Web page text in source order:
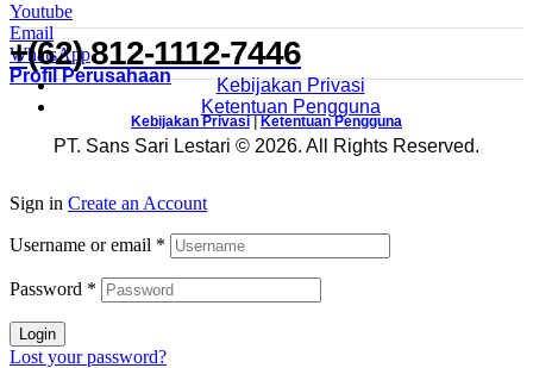
Youtube
Email
WhatsApp
Profil Perusahaan
+(62) 812-1112-7446
Kebijakan Privasi
Ketentuan Pengguna
Kebijakan Privasi|Ketentuan Pengguna
PT. Sans Sari Lestari © 2026. All Rights Reserved.
Sign in Create an Account
Username or email *
Password *
Login
Lost your password?